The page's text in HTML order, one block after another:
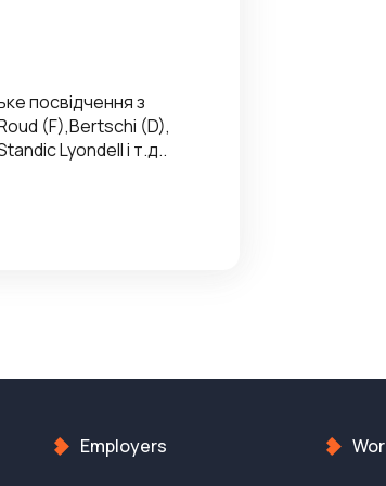
посвідчення з
(F),Bertschi (D),
Lyondell i т.д..
Employers